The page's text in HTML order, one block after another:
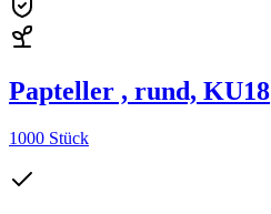
Papteller , rund, KU18
1000 Stück